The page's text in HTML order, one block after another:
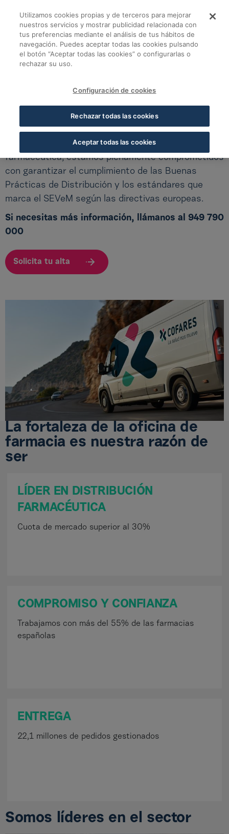
Cofares
Cofares Distribución
Soluciones para tu Farmacia
Distribución de medicamentos y productos
Como agente clave del sector de la distribución
farmacéutica, estamos plenamente comprometidos
con garantizar el cumplimiento de las Buenas
Prácticas de Distribución y los estándares que
marca el SEVeM según las directivas europeas.
Si necesitas más información, llámanos al 949 790
000
Solicita tu alta
La fortaleza de la oficina de
farmacia es nuestra razón de
ser
LÍDER EN DISTRIBUCIÓN
FARMACÉUTICA
Cuota de mercado superior al 30%
COMPROMISO Y CONFIANZA
Trabajamos con más del 55% de las farmacias
españolas
ENTREGA
22,1 millones de pedidos gestionados
Somos líderes en el sector
Utilizamos cookies propias y de terceros para mejorar
nuestros servicios y mostrar publicidad relacionada con
tus preferencias mediante el análisis de tus hábitos de
navegación. Puedes aceptar todas las cookies pulsando
el botón “Aceptar todas las cookies” o configurarlas o
rechazar su uso.
Configuración de cookies
Rechazar todas las cookies
Aceptar todas las cookies